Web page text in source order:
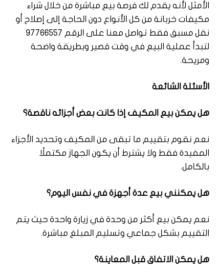
الأمثل لأنه يقدم لك فرصة بيع مباشرة من خلال شراء
مكيفات خربانة من كل الأنواع دون الحاجة إلى إصلاح أو
نقل مسبق فقط تواصل معنا على الرقم 97766557
لتبدأ عملية البيع في وقت قصير وبطريقة واضحة
ومريحة.
الأسئلة الشائعة
هل يمكن بيع المكيف إذا كانت بعض أجزائه ناقصة؟
نعم نقوم بتقييم ما تبقى من المكيف وتحديد الأجزاء
المفيدة فقط ولا يشترط أن يكون الجهاز مكتملًا
بالكامل.
هل يمكنني بيع عدة أجهزة في نفس اليوم؟
نعم يمكن بيع أكثر من وحدة في زيارة واحدة حيث يتم
التقييم بشكل جماعي وتسليم المبلغ مباشرة.
هل يمكن الاتفاق قبل المعاينة؟